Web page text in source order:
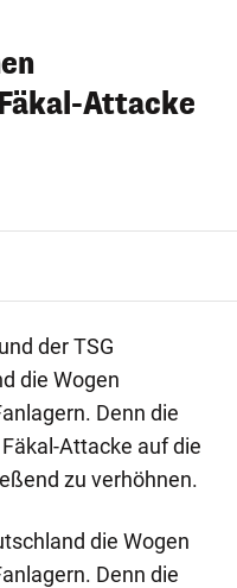
Attacke
der TSG
die Wogen
Denn die
Attacke auf die
zu verhöhnen.
die Wogen
Denn die